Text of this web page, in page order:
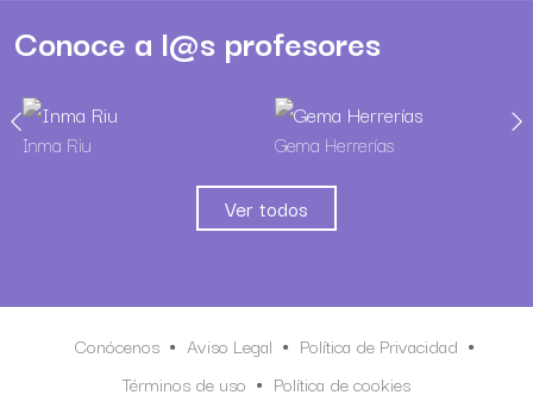
Conoce a l@s profesores
Inma Riu Gema Herrerías
Ver todos
Conócenos Aviso Legal
Política de Privacidad
Términos de uso
Política de cookies